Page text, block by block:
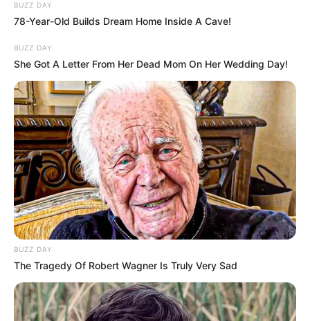
BUZZ DAY
78-Year-Old Builds Dream Home Inside A Cave!
BUZZ DAY
She Got A Letter From Her Dead Mom On Her Wedding Day!
BUZZ DAY
The Tragedy Of Robert Wagner Is Truly Very Sad